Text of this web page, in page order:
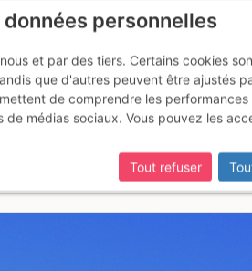
lune s'offre
personnelles
et par des tiers. Certains cookies
que d'autres peuvent être ajustés
de comprendre les
médias sociaux. Vous pouvez les
Tout refuser